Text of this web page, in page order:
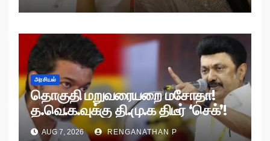
அரசியல்
தொகுதி மறுவரையறை மசோதா!
த.வெ.க.வுக்கு தி.மு.க திடீர் ‘செக்’!
AUG 7, 2026 RENGANATHAN P